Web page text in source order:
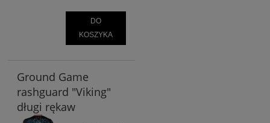
DO
KOSZYKA
Ground Game
rashguard "Viking"
długi rękaw